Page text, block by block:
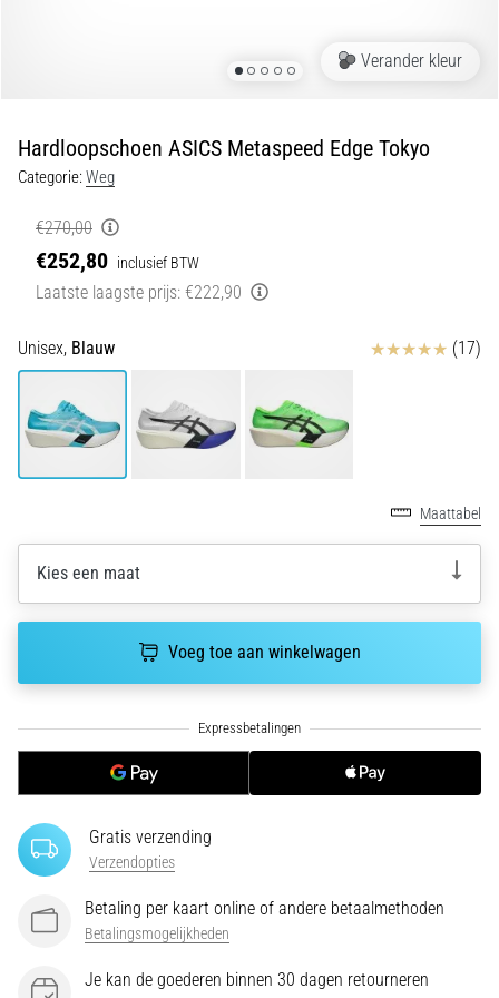
zijn
ze
en
hoe
ze
In
praktijk
test
shuttle
richtingsveranderingen.
Hoe
je
correct
uit,
6. 8. 2026
•
Hardlopersknie:
Oorzaken,
Behandeling
Verander kleur
Hardloopschoen ASICS Metaspeed Edge Tokyo
Categorie:Weg
€270,00
€252,80 inclusief BTW
Laatste laagste prijs: €222,90
Unisex, Blauw Beoordelingen(17)
Maattabel
Kies een maat
Voeg toe aan winkelwagen
Gratis verzending
Verzendopties
Betaling per kaart online of andere betaalmethoden
Betalingsmogelijkheden
Je kan de goederen binnen 30 dagen retourneren